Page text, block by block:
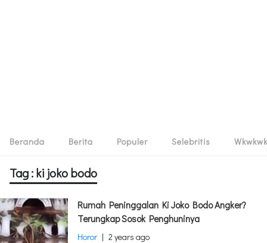
Beranda Berita Populer Selebritis Wkwkwk
Tag : ki joko bodo
Rumah Peninggalan Ki Joko Bodo Angker?
Terungkap Sosok Penghuninya
Horor | 2 years ago